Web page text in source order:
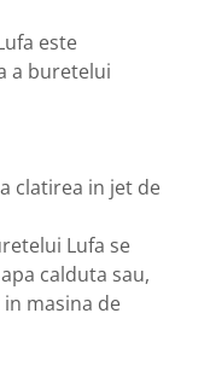
este
a buretelui
clatirea in jet de
Lufa se
calduta sau,
masina de